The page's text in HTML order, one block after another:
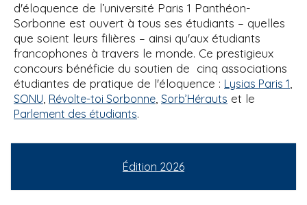
d'éloquence de l’université Paris 1 Panthéon-
Sorbonne est ouvert à tous ses étudiants – quelles
que soient leurs filières – ainsi qu'aux étudiants
francophones à travers le monde. Ce prestigieux
concours bénéficie du soutien de cinq associations
étudiantes de pratique de l'éloquence : Lysias Paris 1
SONU Révolte-toi Sorbonne Sorb’Hérauts et le
Parlement des étudiants.
Édition 2026